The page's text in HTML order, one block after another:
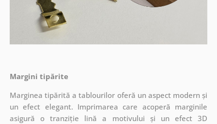
Margini tipărite
Marginea tipărită a tablourilor oferă un aspect modern și
un efect elegant. Imprimarea care acoperă marginile
asigură o tranziție lină a motivului și un efect 3D